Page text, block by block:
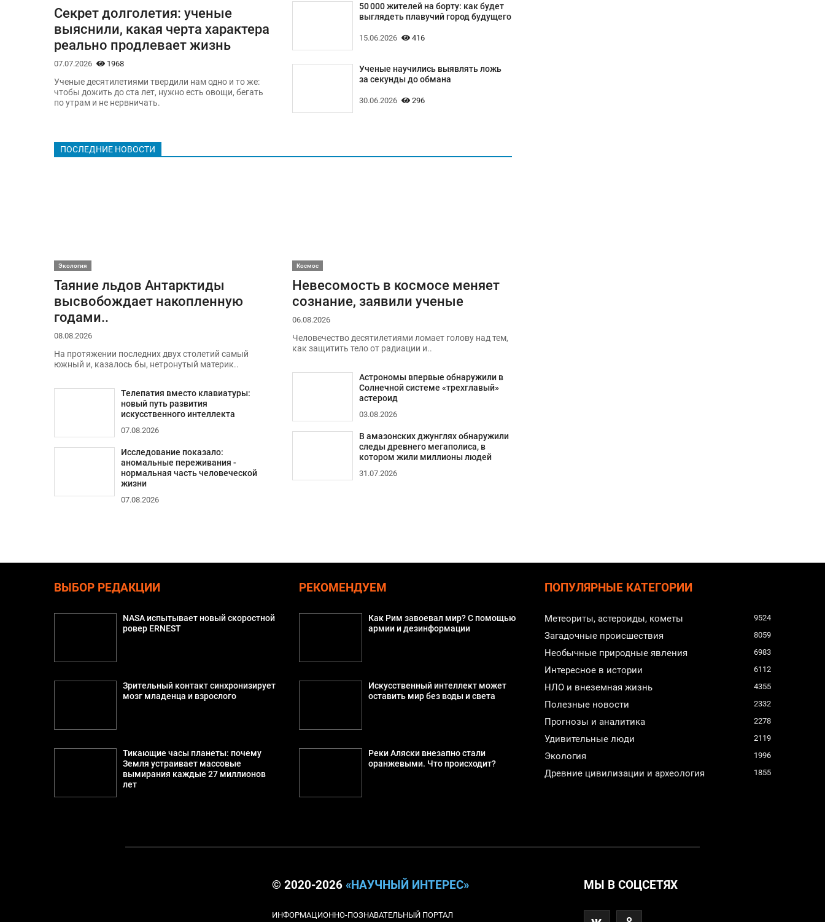
Секрет долголетия: ученые
выяснили, какая черта характера
реально продлевает жизнь
07.07.2026 1968
Ученые десятилетиями твердили нам одно и то же:
чтобы дожить до ста лет, нужно есть овощи, бегать
по утрам и не нервничать.
50 000 жителей на борту: как будет
выглядеть плавучий город будущего
15.06.2026 416
Ученые научились выявлять ложь
за секунды до обмана
30.06.2026 296
ПОСЛЕДНИЕ НОВОСТИ
Экология
Таяние льдов Антарктиды
высвобождает накопленную
годами..
08.08.2026
На протяжении последних двух столетий самый
южный и, казалось бы, нетронутый материк..
Телепатия вместо клавиатуры:
новый путь развития
искусственного интеллекта
07.08.2026
Исследование показало:
аномальные переживания -
нормальная часть человеческой
жизни
07.08.2026
Космос
Невесомость в космосе меняет
сознание, заявили ученые
06.08.2026
Человечество десятилетиями ломает голову над тем,
как защитить тело от радиации и..
Астрономы впервые обнаружили в
Солнечной системе «трехглавый»
астероид
03.08.2026
В амазонских джунглях обнаружили
следы древнего мегаполиса, в
котором жили миллионы людей
31.07.2026
ВЫБОР РЕДАКЦИИ
NASA испытывает новый скоростной
ровер ERNEST
Зрительный контакт синхронизирует
мозг младенца и взрослого
Тикающие часы планеты: почему
Земля устраивает массовые
вымирания каждые 27 миллионов
лет
РЕКОМЕНДУЕМ
Как Рим завоевал мир? С помощью
армии и дезинформации
Искусственный интеллект может
оставить мир без воды и света
Реки Аляски внезапно стали
оранжевыми. Что происходит?
ПОПУЛЯРНЫЕ КАТЕГОРИИ
Метеориты, астероиды, кометы 9524
Загадочные происшествия 8059
Необычные природные явления 6983
Интересное в истории 6112
НЛО и внеземная жизнь 4355
Полезные новости 2332
Прогнозы и аналитика 2278
Удивительные люди 2119
Экология 1996
Древние цивилизации и археология 1855
© 2020-2026 «НАУЧНЫЙ ИНТЕРЕС»
ИНФОРМАЦИОННО-ПОЗНАВАТЕЛЬНЫЙ ПОРТАЛ
МЫ В СОЦСЕТЯХ